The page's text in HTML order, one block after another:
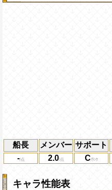
船長 メンバー サポート
-
2.0 C
キャラ性能表